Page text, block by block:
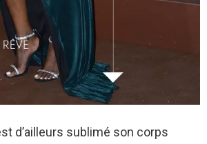
d’ailleurs sublimé son corps